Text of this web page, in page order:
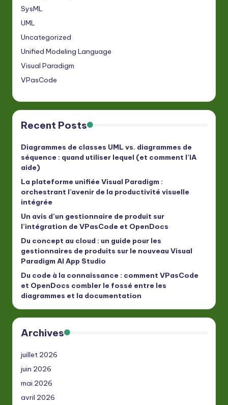
SysML
UML
Uncategorized
Unified Modeling Language
Visual Paradigm
VPasCode
Recent Posts
Diagrammes de classes UML vs. diagrammes de
séquence : quand utiliser lequel (et comment l’IA
aide)
La plateforme unifiée Visual Paradigm :
orchestrant l’avenir de la productivité visuelle
intégrée
Un avis d’un gestionnaire de produit sur
l’intégration de VPasCode et OpenDocs
Du concept au cloud : un guide pour les
gestionnaires de produits sur le nouveau Visual
Paradigm AI App Studio
Du code à la connaissance : comment VPasCode
et OpenDocs combler le fossé entre les
diagrammes et la documentation
Archives
juillet 2026
juin 2026
mai 2026
avril 2026